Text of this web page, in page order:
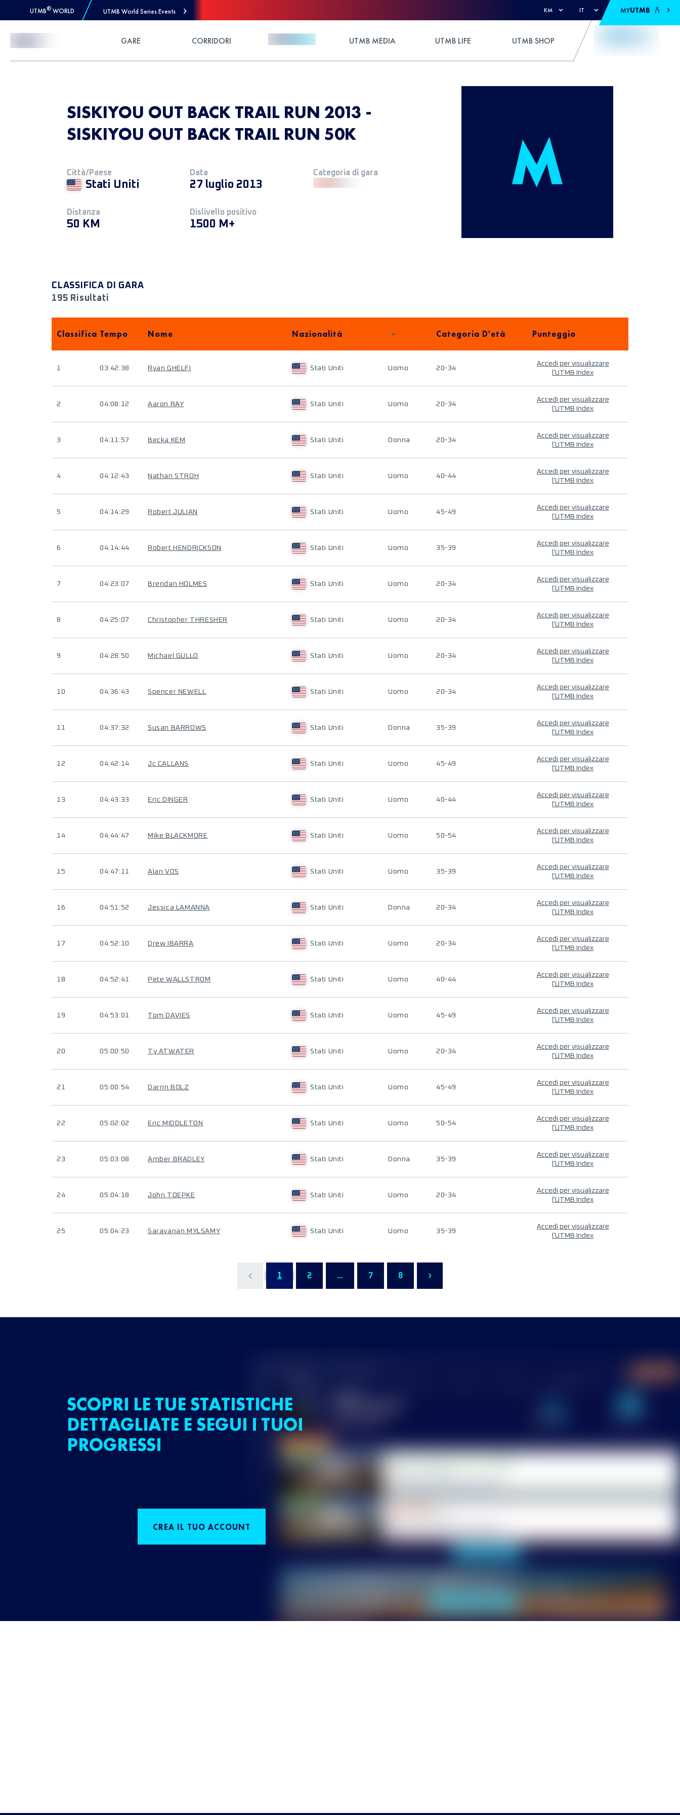
UTMB® WORLD UTMB World Series Events KM IT MYUTMB
GARE CORRIDORI UTMB MEDIA UTMB LIFE UTMB SHOP
SISKIYOU OUT BACK TRAIL RUN 2013 -
SISKIYOU OUT BACK TRAIL RUN 50K
Città/Paese
Stati Uniti
Data
27 luglio 2013
Categoria di gara
Distanza
50 KM
Dislivello positivo
1500 M+
CLASSIFICA DI GARA
195 Risultati
Classifica Tempo Nome Nazionalità Categoria D'età Punteggio
1 03:42:38 Ryan GHELFI Stati Uniti Uomo 20-34
Accedi per visualizzare
l'UTMB Index
2 04:08:12 Aaron RAY Stati Uniti Uomo 20-34
Accedi per visualizzare
l'UTMB Index
3 04:11:57 Becka KEM Stati Uniti Donna 20-34
Accedi per visualizzare
l'UTMB Index
4 04:12:43 Nathan STROH Stati Uniti Uomo 40-44
Accedi per visualizzare
l'UTMB Index
5 04:14:29 Robert JULIAN Stati Uniti Uomo 45-49
Accedi per visualizzare
l'UTMB Index
6 04:14:44 Robert HENDRICKSON Stati Uniti Uomo 35-39
Accedi per visualizzare
l'UTMB Index
7 04:23:07 Brendan HOLMES Stati Uniti Uomo 20-34
Accedi per visualizzare
l'UTMB Index
8 04:25:07 Christopher THRESHER Stati Uniti Uomo 20-34
Accedi per visualizzare
l'UTMB Index
9 04:28:50 Michael GULLO Stati Uniti Uomo 20-34
Accedi per visualizzare
l'UTMB Index
10 04:36:43 Spencer NEWELL Stati Uniti Uomo 20-34
Accedi per visualizzare
l'UTMB Index
11 04:37:32 Susan BARROWS Stati Uniti Donna 35-39
Accedi per visualizzare
l'UTMB Index
12 04:42:14 Jc CALLANS Stati Uniti Uomo 45-49
Accedi per visualizzare
l'UTMB Index
13 04:43:33 Eric DINGER Stati Uniti Uomo 40-44
Accedi per visualizzare
l'UTMB Index
14 04:44:47 Mike BLACKMORE Stati Uniti Uomo 50-54
Accedi per visualizzare
l'UTMB Index
15 04:47:11 Alan VOS Stati Uniti Uomo 35-39
Accedi per visualizzare
l'UTMB Index
16 04:51:52 Jessica LAMANNA Stati Uniti Donna 20-34
Accedi per visualizzare
l'UTMB Index
17 04:52:10 Drew IBARRA Stati Uniti Uomo 20-34
Accedi per visualizzare
l'UTMB Index
18 04:52:41 Pete WALLSTROM Stati Uniti Uomo 40-44
Accedi per visualizzare
l'UTMB Index
19 04:53:01 Tom DAVIES Stati Uniti Uomo 45-49
Accedi per visualizzare
l'UTMB Index
20 05:00:50 Ty ATWATER Stati Uniti Uomo 20-34
Accedi per visualizzare
l'UTMB Index
21 05:00:54 Darrin BOLZ Stati Uniti Uomo 45-49
Accedi per visualizzare
l'UTMB Index
22 05:02:02 Eric MIDDLETON Stati Uniti Uomo 50-54
Accedi per visualizzare
l'UTMB Index
23 05:03:08 Amber BRADLEY Stati Uniti Donna 35-39
Accedi per visualizzare
l'UTMB Index
24 05:04:18 John TOEPKE Stati Uniti Uomo 20-34
Accedi per visualizzare
l'UTMB Index
25 05:04:23 Saravanan MYLSAMY Stati Uniti Uomo 35-39
Accedi per visualizzare
l'UTMB Index
1 2 ... 7 8
SCOPRI LE TUE STATISTICHE
DETTAGLIATE E SEGUI I TUOI
PROGRESSI
CREA IL TUO ACCOUNT